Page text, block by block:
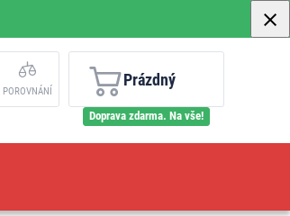
POROVNÁNÍ
Prázdný
Doprava zdarma. Na vše!